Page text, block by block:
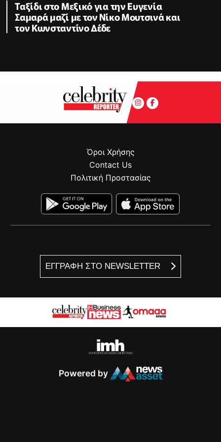
Ταξίδι στο Μεξικό για την Ευγενία
Σαμαρά μαζί με τον Νίκο Μουτσινά και
τον Κωνσταντίνο Δέδε
ΕΓΓΡΑΦΗ ΣΤΟ NEWSLETTER
Όροι Χρήσης
Contact Us
Πολιτική Προστασίας
Powered by